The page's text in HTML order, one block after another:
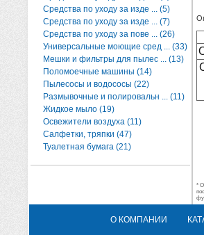
Средства по уходу за изде ... (5)
Средства по уходу за изде ... (7)
Средства по уходу за пове ... (26)
Универсальные моющие сред ... (33)
Мешки и фильтры для пылес ... (13)
Поломоечные машины (14)
Пылесосы и водососы (22)
Размывочные и полировальн ... (11)
Жидкое мыло (19)
Освежители воздуха (11)
Салфетки, тряпки (47)
Туалетная бумага (21)
*
О КОМПАНИИ